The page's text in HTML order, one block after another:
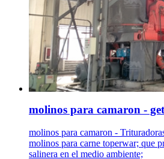
molinos para camaron -
molinos para camaron -
molinos para carne toperwar; que
salinera en el medio ambiente;